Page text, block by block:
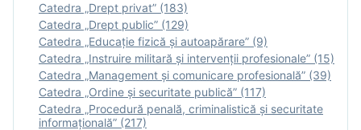
Catedra „Drept privat” (183)
Catedra „Drept public” (129)
Catedra „Educație fizică şi autoapărare” (9)
Catedra „Instruire militară şi intervenţii profesionale” (15)
Catedra „Management și comunicare profesională” (39)
Catedra „Ordine și securitate publică” (117)
Catedra „Procedură penală, criminalistică și securitate
informațională” (217)